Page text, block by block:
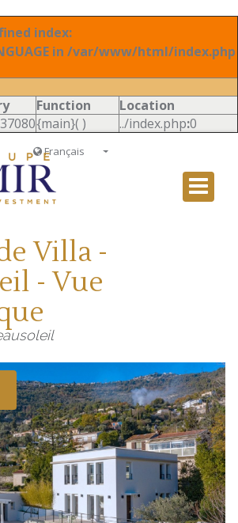
index:
in /var/www/html/index.php
Function
Location
{main}( ) ../index.php:0
Français
Italiano
Villa -
- Vue